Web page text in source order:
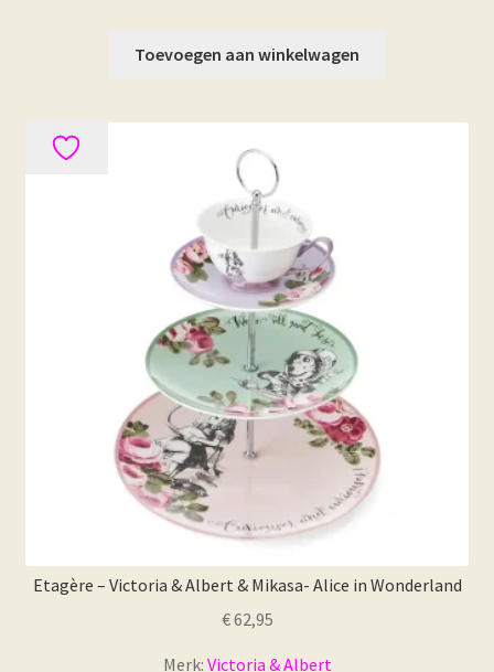
Toevoegen aan winkelwagen
Etagère – Victoria & Albert & Mikasa- Alice in Wonderland
€62,95
Merk: Victoria & Albert